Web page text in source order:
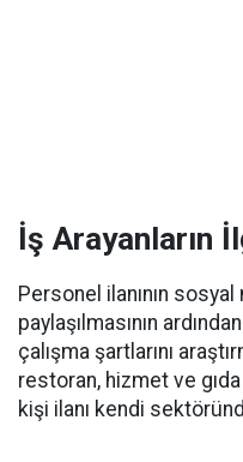
İş Arayanların
Personel ilanının
paylaşılmasının
çalışma şartlarını
restoran, hizmet ve
kişi ilanı kendi